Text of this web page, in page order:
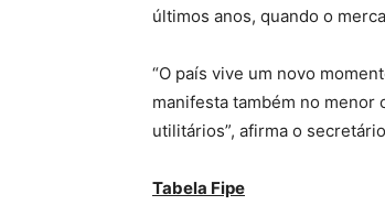
últimos anos, quando o
“O país vive um novo
manifesta também no menor
utilitários”, afirma o
Tabela Fipe